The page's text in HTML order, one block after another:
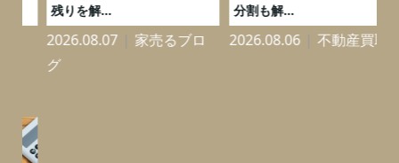
残りを解...
2026.08.07
家売るブロ
分割も解...
2026.08.06 不動産買取